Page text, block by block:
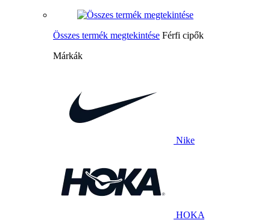
Összes termék megtekintése Férfi cipők
Márkák
Nike
HOKA